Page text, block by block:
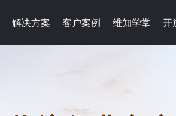
解决方案 客户案例 维知学堂 开